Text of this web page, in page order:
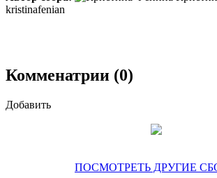
kristinafenian
Комменатрии (0)
Добавить
ПОСМОТРЕТЬ ДРУГИЕ